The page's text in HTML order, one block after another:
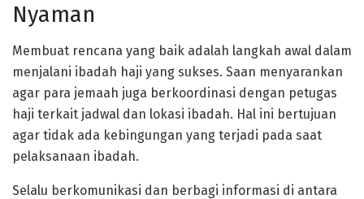
Nyaman
Membuat rencana yang baik adalah langkah awal dalam
menjalani ibadah haji yang sukses. Saan menyarankan
agar para jemaah juga berkoordinasi dengan petugas
haji terkait jadwal dan lokasi ibadah. Hal ini bertujuan
agar tidak ada kebingungan yang terjadi pada saat
pelaksanaan ibadah.
Selalu berkomunikasi dan berbagi informasi di antara